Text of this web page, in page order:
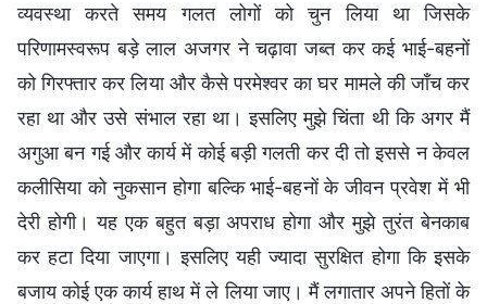
व्यवस्था करते समय गलत लोगों को चुन लिया था जिसके
परिणामस्वरूप बड़े लाल अजगर ने चढ़ावा जब्त कर कई भाई-बहनों
को गिरफ्तार कर लिया और कैसे परमेश्वर का घर मामले की जाँच कर
रहा था और उसे संभाल रहा था। इसलिए मुझे चिंता थी कि अगर मैं
अगुआ बन गई और कार्य में कोई बड़ी गलती कर दी तो इससे न केवल
कलीसिया को नुकसान होगा बल्कि भाई-बहनों के जीवन प्रवेश में भी
देरी होगी। यह एक बहुत बड़ा अपराध होगा और मुझे तुरंत बेनकाब
कर हटा दिया जाएगा। इसलिए यही ज्यादा सुरक्षित होगा कि इसके
बजाय कोई एक कार्य हाथ में ले लिया जाए। मैं लगातार अपने हितों के